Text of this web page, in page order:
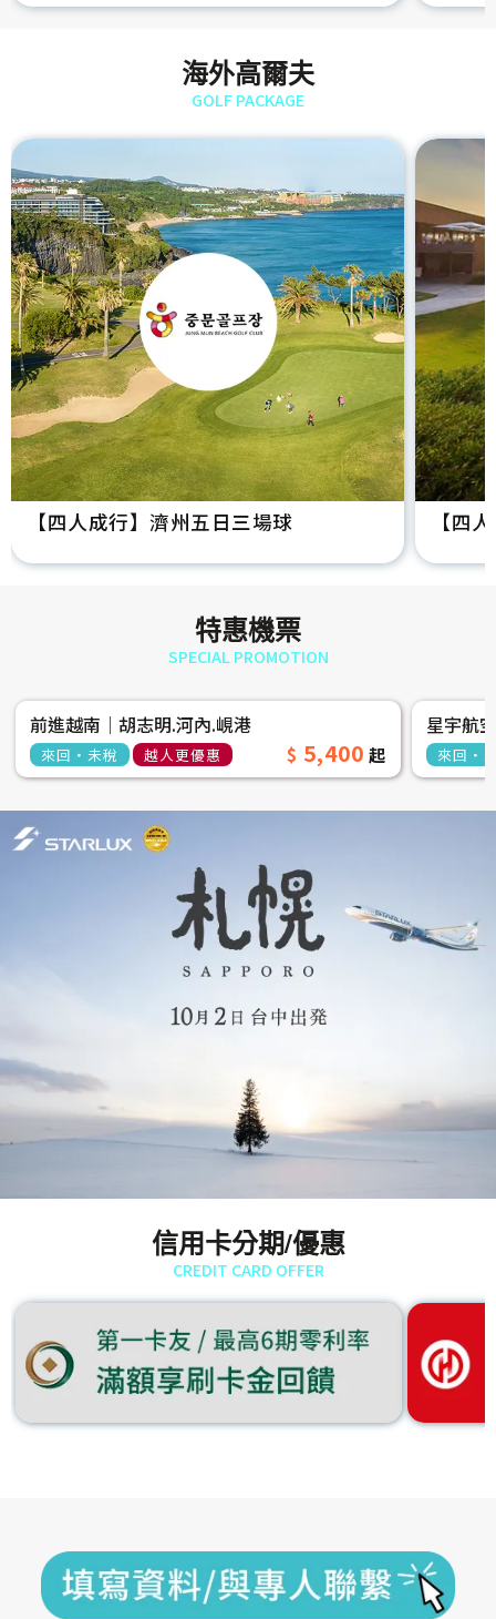
海外高爾夫
GOLF PACKAGE
【四人成行】濟州五日三場球 【四
特惠機票
SPECIAL PROMOTION
前進越南│胡志明.河內.峴港
來回‧未稅 越人更優惠 5,400
星宇航
來回‧
信用卡分期/優惠
CREDIT CARD OFFER